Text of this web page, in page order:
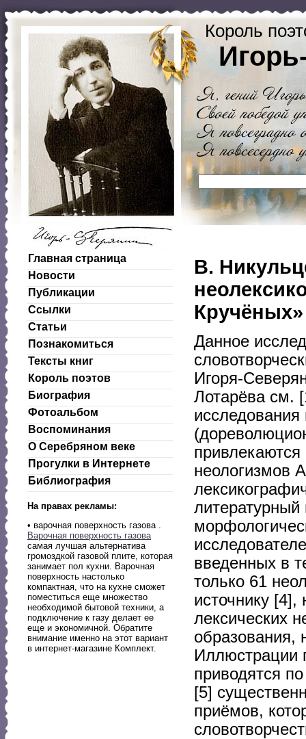
Король
Главная страница
Новости
Публикации
Ссылки
Статьи
Познакомиться
Тексты книг
Король поэтов
Биография
Фотоальбом
Воспоминания
О Серебряном веке
Прогулки в Интернете
Библиография
На правах рекламы:
• варочная поверхность газова .
Варочная поверхность газова
самая лучшая альтернатива
громоздкой газовой плите, которая
занимает пол кухни. Варочная
поверхность настолько
компактная, что на кухне сможет
поместиться еще множество
необходимой бытовой техники, а
подключение к газу делает ее
еще и экономичной. Обратите
внимание именно на этот вариант
в интернет-магазине Комплект.
В.
Кручёных»
Данное
Игоря-
Лотарёва см.
неологизмов
введенных в
только 61
источнику [4],
лексических
образования,
Иллюстрации
приводятся
[5]
приёмов,